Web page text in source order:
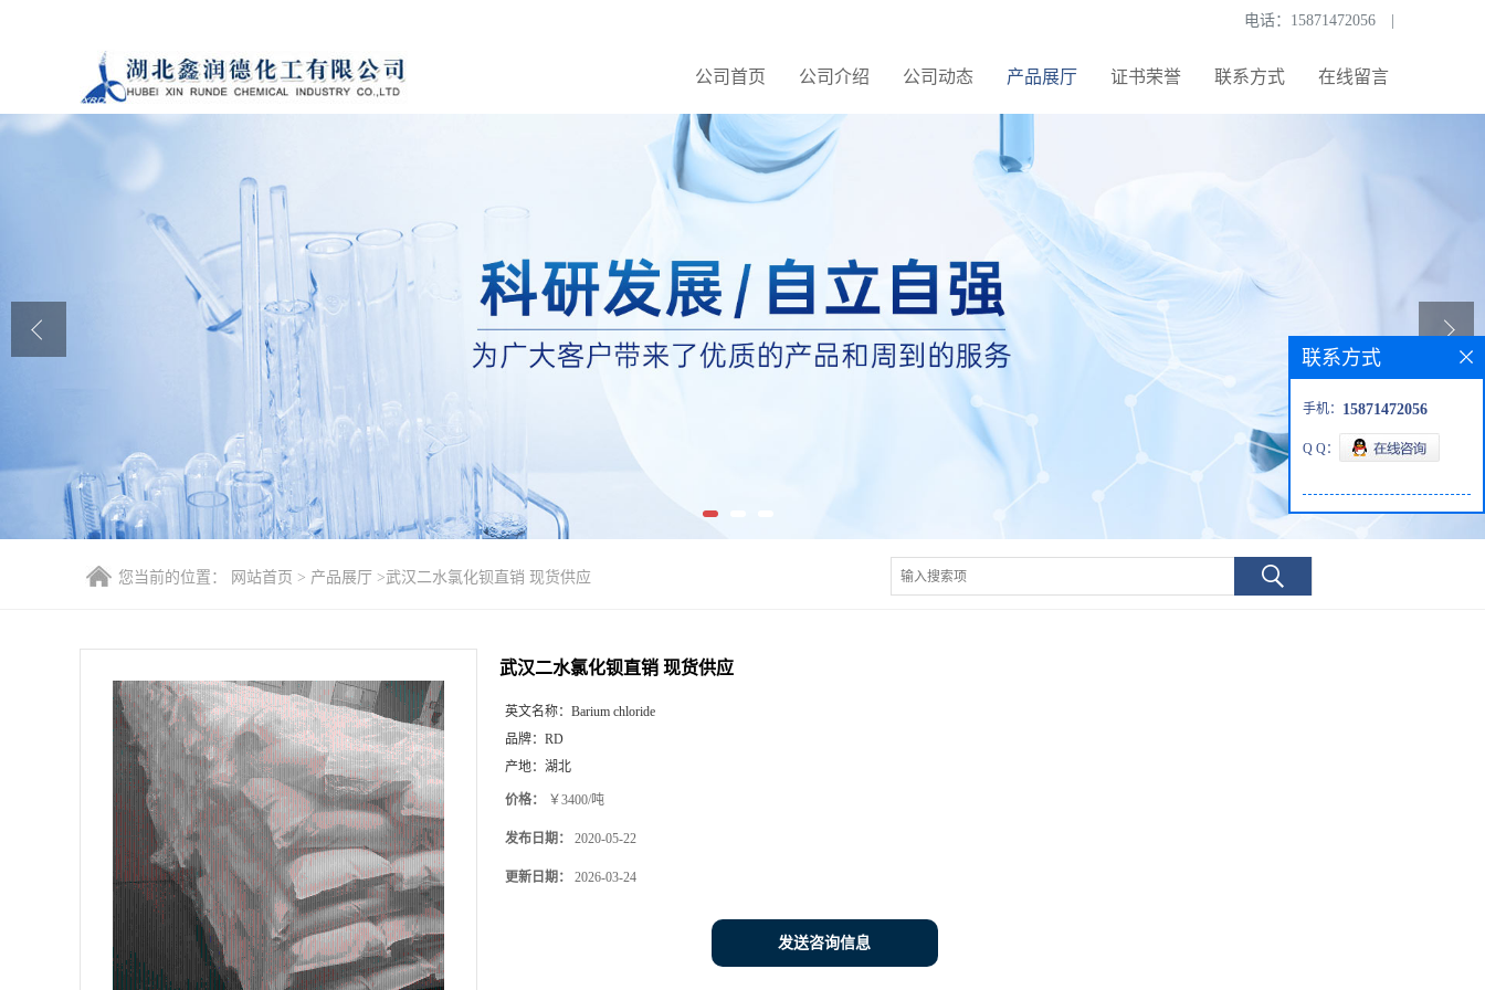
电话： 15871472056
公司首页 公司介绍 公司动态 产品展厅 证书荣誉 联系方式 在线留言
公司介绍
联系方式
您当前的位置： 网站首页 > 产品展厅 >武汉二水氯化钡直销 现货供应
武汉二水氯化钡直销 现货供应
英文名称： Barium chloride
品牌： RD
产地： 湖北
价格： ￥3400/吨
发布日期： 2020-05-22
更新日期： 2026-03-24
发送咨询信息
联系方式
手机： 15871472056
Q Q：